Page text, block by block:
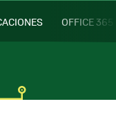
OFFICE 365